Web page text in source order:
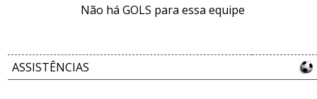
Não há GOLS para essa equipe
ASSISTÊNCIAS